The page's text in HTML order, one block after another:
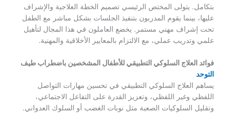
بتكامل. يتولى المختص الرئيسي تصميم الخطة العلاجية والإشراف
عليها، بينما يقوم المدربون بتنفيذ الجلسات بشكل مباشر مع الطفل
تحت إشراف مهني مستمر. يخضع العاملون في هذا المجال لتأهيل
علمي وتدريب عملي، مع الالتزام بالمعايير الأخلاقية والمهنية.
فوائد العلاج السلوكي التطبيقي للأطفال المشخصين باضطراب طيف
التوحد
يساهم العلاج السلوكي التطبيقي في تحسين مهارات التواصل
اللفظي وغير اللفظي، وتعزيز القدرة على التفاعل الاجتماعي،
وتقليل السلوكيات الصعبة مثل نوبات الغضب أو السلوك العدواني.